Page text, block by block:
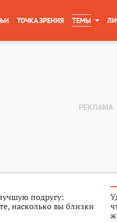
ТОЧКА ЗРЕНИЯ ТЕМЫ
подругу:
насколько вы близки